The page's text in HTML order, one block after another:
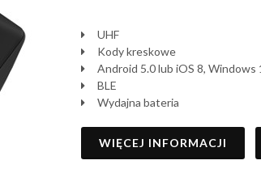
UHF
Kody kreskowe
Android 5.0 lub iOS 8, Windows
BLE
Wydajna bateria
WIĘCEJ INFORMACJI